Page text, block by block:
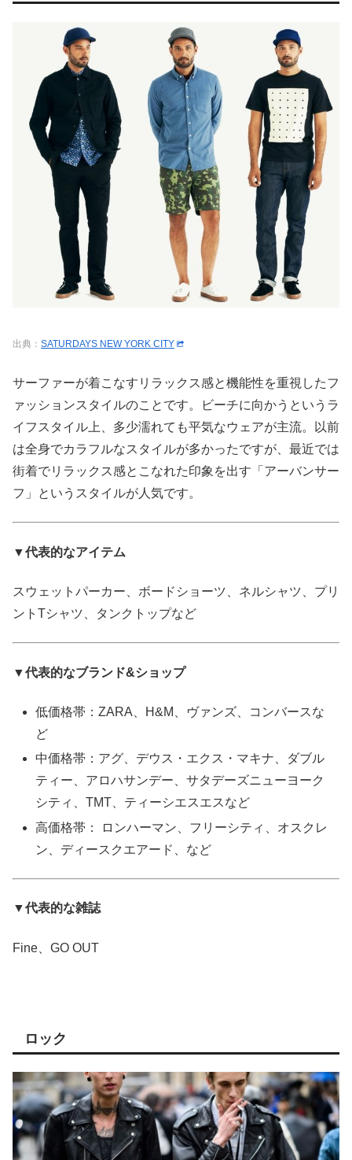
出典： SATURDAYS NEW YORK CITY
サーファーが着こなすリラックス感と機能性を重視したフ
ァッションスタイルのことです。ビーチに向かうというラ
イフスタイル上、多少濡れても平気なウェアが主流。以前
は全身でカラフルなスタイルが多かったですが、最近では
街着でリラックス感とこなれた印象を出す「アーバンサー
フ」というスタイルが人気です。
▼代表的なアイテム
スウェットパーカー、ボードショーツ、ネルシャツ、プリ
ントTシャツ、タンクトップなど
▼代表的なブランド&ショップ
低価格帯：ZARA、H&M、ヴァンズ、コンバースな
ど
中価格帯：アグ、デウス・エクス・マキナ、ダブル
ティー、アロハサンデー、サタデーズニューヨーク
シティ、TMT、ティーシエスエスなど
高価格帯： ロンハーマン、フリーシティ、オスクレ
ン、ディースクエアード、など
▼代表的な雑誌
Fine、GO OUT
ロック